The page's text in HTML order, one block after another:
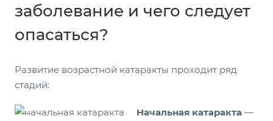
заболевание и чего следует
опасаться?
Развитие возрастной катаракты проходит ряд
стадий:
Начальная катаракта —